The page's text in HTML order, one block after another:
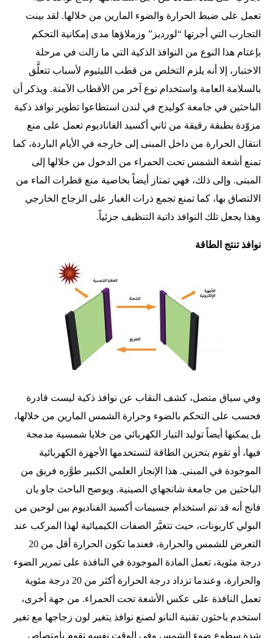
تعمل على ضبط الحرارة والضوء المارين من خلالها. لقد بينت
التجارب التي أجرتها “لورديز” وزملاؤها مدى إمكانية التحكم
بإعتام هذا النوع من النوافذ الذكية التي ما زالت في مرحلة
الاختبار، إلا أنه يلزم التخلص من قطب الليثيوم لأسباب تتعلَّق
بالسلامة العامة واستخدام نوع آخر من الأقطاب الآمنة. ويذكر أن
الباحثين في جامعة كوليدج في لندن استطاعوا تطوير نوافذ ذكية
مزوّدة بطبقة رقيقة من ثاني أكسيد الفاناديوم تعمل على منع
انتقال الحرارة من داخل المبنى إلى خارجه في الأيام الباردة، كما
تمنع أشعة الشمس تحت الحمراء من الدخول من خلالها إلى
المبنى. وإلى ذلك، فهي تمتاز أيضاً بخاصية منع قطرات الماء من
الالتصاق بها، كما تمنع تجمع ذرات الغبار على الزجاج الخارجي
وهذا يجعل تلك النوافذ ذاتية التنظيف جزئياً.
نوافذ تنتج الطاقة
وفي سياق متصل، كشف النقاب عن نوافذ ذكية ليست قادرة
فحسب على التحكم بالضوء وحرارة الشمس المارين من خلالها،
بل يمكنها أيضاً توليد التيار الكهربائي من خلايا شمسية مدمجة
فيها، أو تقوم بتخزين الطاقة لتستخدمها الأجهزة الكهربائية
الموجودة في المبنى. هذا الإنجاز العلمي الكبير طوَّره فريق من
الباحثين من جامعة شانجهاي الصينية. ويوضح الباحث جاو يان
فانج أنه قد تم استخدام جسيمات أكسيد الفناديوم بين لوحين من
البولي كاربونات، حيث تتغيَّر الصفات الكيميائية لهذا المركب عند
التعرض للشمس والحرارة، فعندما تكون الحرارة أقل من 20
درجة مئوية، تعمل المادة الموجودة في النافذة على تمرير الضوء
والحرارة، وعندما تزداد درجة الحرارة أكثر من 20 درجة مئوية
تعمل النافذة على عكس الأشعة تحت الحمراء. من جهة أخرى،
استخدم باحثون تقنية النانو لصنع نوافذ يتغير لون زجاجها مع تغير
شدة سطوع ضوء الشمس وفي الوقت نفسه تقوم بامتصاص